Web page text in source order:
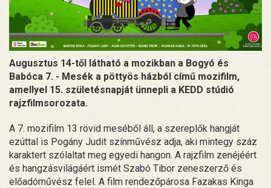
Augusztus 14-től látható a mozikban a Bogyó és
Babóca 7. - Mesék a pöttyös házból című mozifilm,
amellyel 15. születésnapját ünnepli a KEDD stúdió
rajzfilmsorozata.
A 7. mozifilm 13 rövid meséből áll, a szereplők hangját
ezúttal is Pogány Judit színművész adja, aki mintegy száz
karaktert szólaltat meg egyedi hangon. A rajzfilm zenéjéért
és hangzásvilágáért ismét Szabó Tibor zeneszerző és
előadóművész felel. A film rendezőpárosa Fazakas Kinga